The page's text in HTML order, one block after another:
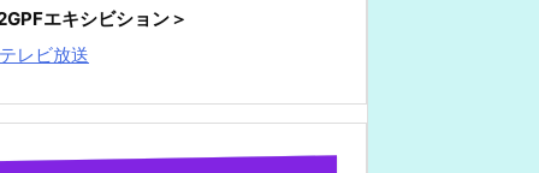
エキシビション＞
レビ放送